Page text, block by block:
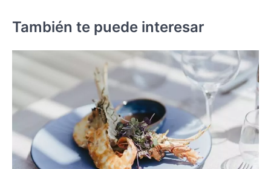
También te puede interesar